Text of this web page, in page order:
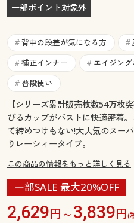
サポート
ご利用ガイド
よくある質問とお問い合わ
ご利用ガイド
よくある質問とお問い合
一部ポイント対象外
# 背中の段差が気になる方 #
# 補正インナー # エイジン
# 普段使い
【シリーズ累計販売枚数54万枚
びるカップがバストに快適密着
て締めつけもない!大人気のスー
りレーシィータイプ。
この商品の情報をもっと詳しく見る
一部SALE 最大20%OFF
2,629円～3,839円(